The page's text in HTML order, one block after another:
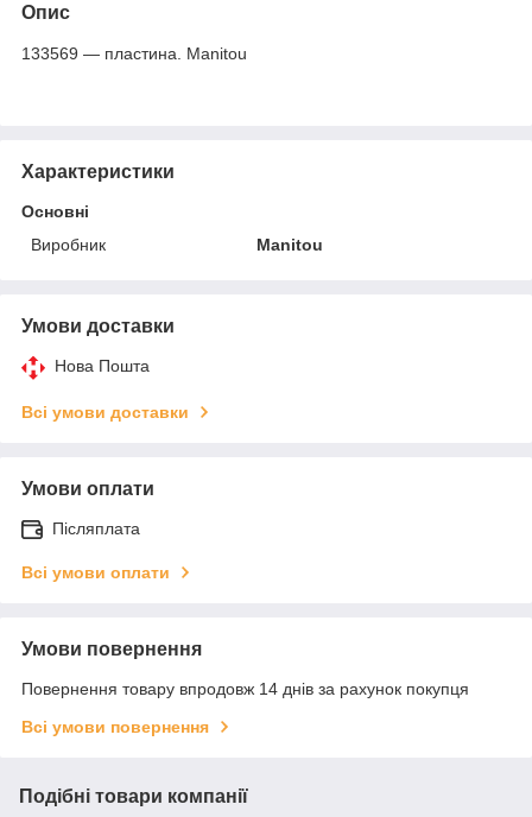
Опис
133569 — пластина. Manitou
Характеристики
Основні
Виробник
Manitou
Умови доставки
Нова Пошта
Всі умови доставки
Умови оплати
Післяплата
Всі умови оплати
Умови повернення
Повернення товару впродовж 14 днів за рахунок покупця
Всі умови повернення
Подібні товари компанії